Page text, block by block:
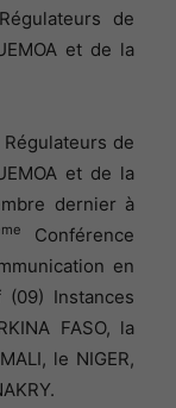
de
et de la
de
et de la
dernier à
Conférence
en
(09) Instances
FASO, la
le NIGER,